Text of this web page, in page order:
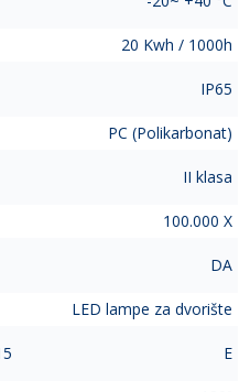
20 Kwh / 1000h
IP65
PC (Polikarbonat)
II klasa
100.000 X
DA
LED lampe za dvorište
E